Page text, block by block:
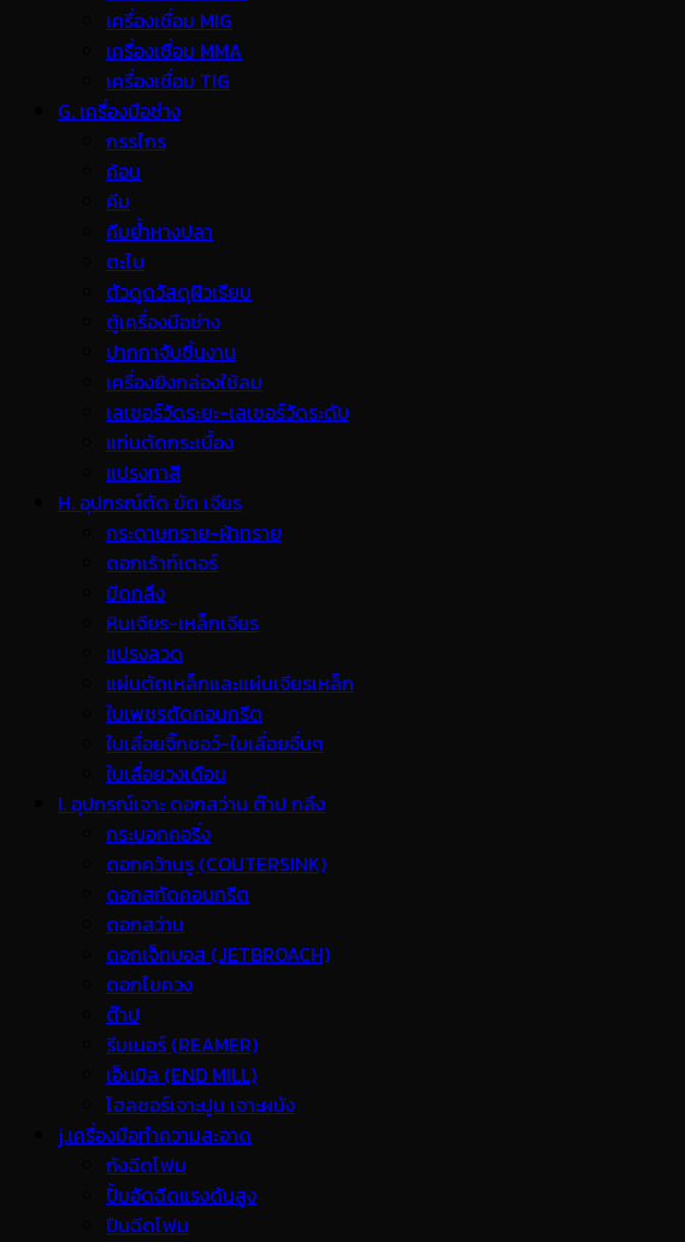
เครื่องเชื่อม MIG
เครื่องเชื่อม MMA
เครื่องเชื่อม TIG
G. เครื่องมือช่าง
กรรไกร
ค้อน
คีม
คีมย้ำหางปลา
ตะไบ
ตัวดูดวัสดุผิวเรียบ
ตู้เครื่องมือช่าง
ปากกาจับชิ้นงาน
เครื่องยิงกล่องใช้ลม
เลเซอร์วัดระยะ-เลเซอร์วัดระดับ
แท่นตัดกระเบื้อง
แปรงทาสี
H. อุปกรณ์ตัด ขัด เจียร
กระดาษทราย-ผ้าทราย
ดอกเร้าท์เตอร์
มีดกลึง
หินเจียร-เหล็กเจียร
แปรงลวด
แผ่นตัดเหล็กและแผ่นเจียรเหล็ก
ใบเพชรตัดคอนกรีต
ใบเลื่อยจิ๊กซอว์-ใบเลื่อยอื่นๆ
ใบเลื่อยวงเดือน
I. อุปกรณ์เจาะ ดอกสว่าน ต๊าป กลึง
กระบอกคอริ่ง
ดอกคว้านรู (COUTERSINK)
ดอกสกัดคอนกรีต
ดอกสว่าน
ดอกเจ็ทบอส (JETBROACH)
ดอกไขควง
ต๊าป
รีมเมอร์ (REAMER)
เอ็นมิล (END MILL)
โฮลซอร์เจาะปูน เจาะผนัง
j.เครื่องมือทำความสะอาด
ถังฉีดโฟม
ปั้มอัดฉีดแรงดันสูง
ปืนฉีดโฟม